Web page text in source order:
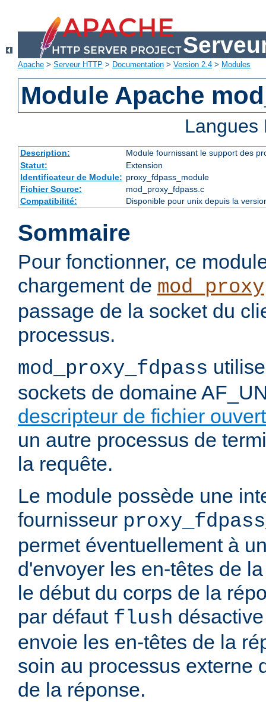
Apache > Serveur HTTP > Documentation > Version 2.4 > Modules
Module Apache
Description:
Module fournissant le support des
Statut:
Extension
Identificateur de Module: proxy_fdpass_module
Fichier Source:
mod_proxy_fdpass.c
Compatibilité:
Disponible pour unix depuis la
Sommaire
Pour fonctionner, ce
chargement de mod_proxy
passage de la socket du
processus.
mod_proxy_fdpass
sockets de domaine
descripteur de fichier ouvert
un autre processus de
la requête.
Le module possède une
fournisseur
permet éventuellement à
d'envoyer les en-têtes de
le début du corps de la
par défaut flush
envoie les en-têtes de la
soin au processus externe
de la réponse.